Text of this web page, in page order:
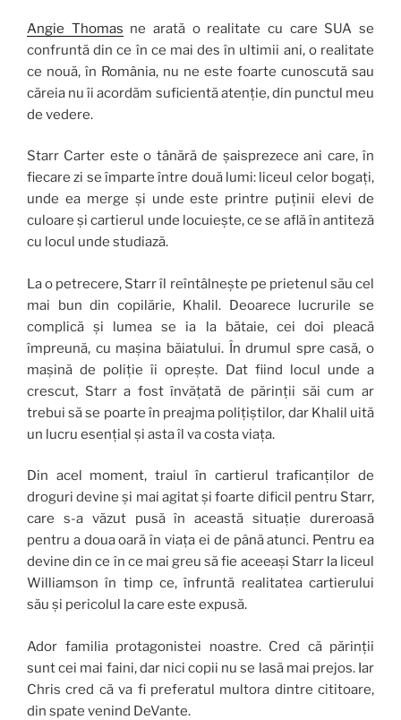
Angie Thomas ne arată o realitate cu care SUA se
confruntă din ce în ce mai des în ultimii ani, o realitate
ce nouă, în România, nu ne este foarte cunoscută sau
căreia nu îi acordăm suficientă atenție, din punctul meu
de vedere.
Starr Carter este o tânără de șaisprezece ani care, în
fiecare zi se împarte între două lumi: liceul celor bogați,
unde ea merge și unde este printre puținii elevi de
culoare și cartierul unde locuiește, ce se află în antiteză
cu locul unde studiază.
La o petrecere, Starr îl reîntâlnește pe prietenul său cel
mai bun din copilărie, Khalil. Deoarece lucrurile se
complică și lumea se ia la bătaie, cei doi pleacă
împreună, cu mașina băiatului. În drumul spre casă, o
mașină de poliție îi oprește. Dat fiind locul unde a
crescut, Starr a fost învățată de părinții săi cum ar
trebui să se poarte în preajma polițiștilor, dar Khalil uită
un lucru esențial și asta îl va costa viața.
Din acel moment, traiul în cartierul traficanților de
droguri devine și mai agitat și foarte dificil pentru Starr,
care s-a văzut pusă în această situație dureroasă
pentru a doua oară în viața ei de până atunci. Pentru ea
devine din ce în ce mai greu să fie aceeași Starr la liceul
Williamson în timp ce, înfruntă realitatea cartierului
său și pericolul la care este expusă.
Ador familia protagonistei noastre. Cred că părinții
sunt cei mai faini, dar nici copii nu se lasă mai prejos. Iar
Chris cred că va fi preferatul multora dintre cititoare,
din spate venind DeVante.